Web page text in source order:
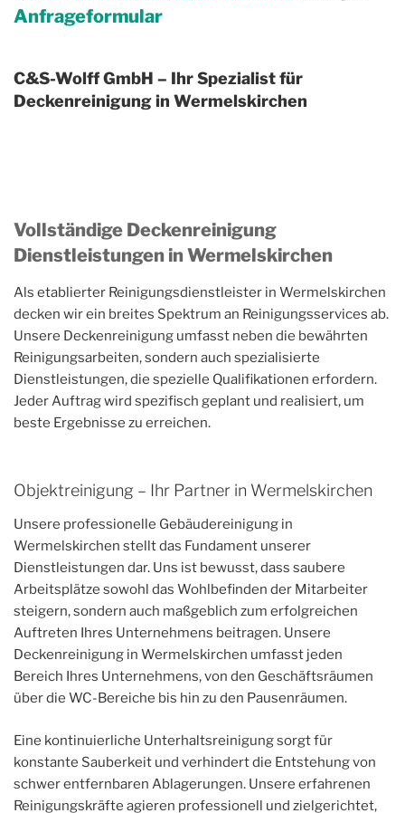
Anfrageformular
C&S-Wolff GmbH – Ihr Spezialist für
Deckenreinigung in Wermelskirchen
Vollständige Deckenreinigung
Dienstleistungen in Wermelskirchen
Als etablierter Reinigungsdienstleister in Wermelskirchen
decken wir ein breites Spektrum an Reinigungsservices ab.
Unsere Deckenreinigung umfasst neben die bewährten
Reinigungsarbeiten, sondern auch spezialisierte
Dienstleistungen, die spezielle Qualifikationen erfordern.
Jeder Auftrag wird spezifisch geplant und realisiert, um
beste Ergebnisse zu erreichen.
Objektreinigung – Ihr Partner in Wermelskirchen
Unsere professionelle Gebäudereinigung in
Wermelskirchen stellt das Fundament unserer
Dienstleistungen dar. Uns ist bewusst, dass saubere
Arbeitsplätze sowohl das Wohlbefinden der Mitarbeiter
steigern, sondern auch maßgeblich zum erfolgreichen
Auftreten Ihres Unternehmens beitragen. Unsere
Deckenreinigung in Wermelskirchen umfasst jeden
Bereich Ihres Unternehmens, von den Geschäftsräumen
über die WC-Bereiche bis hin zu den Pausenräumen.
Eine kontinuierliche Unterhaltsreinigung sorgt für
konstante Sauberkeit und verhindert die Entstehung von
schwer entfernbaren Ablagerungen. Unsere erfahrenen
Reinigungskräfte agieren professionell und zielgerichtet,